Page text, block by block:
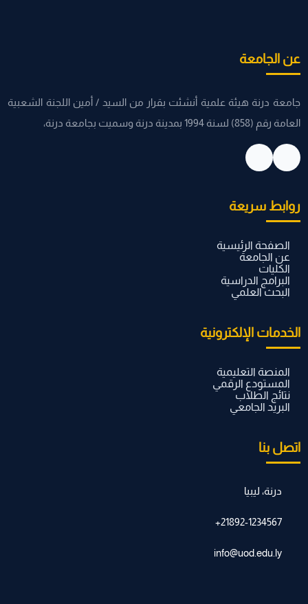
عن الجامعة
جامعة درنة هيئة علمية أنشئت بقرار من السيد / أمين اللجنة الشعبية
العامة رقم (858) لسنة 1994 بمدينة درنة وسميت بجامعة درنة،
روابط سريعة
الصفحة الرئيسية
عن الجامعة
الكليات
البرامج الدراسية
البحث العلمي
الخدمات الإلكترونية
المنصة التعليمية
المستودع الرقمي
نتائج الطلاب
البريد الجامعي
اتصل بنا
درنة، ليبيا
21892-1234567+
info@uod.edu.ly